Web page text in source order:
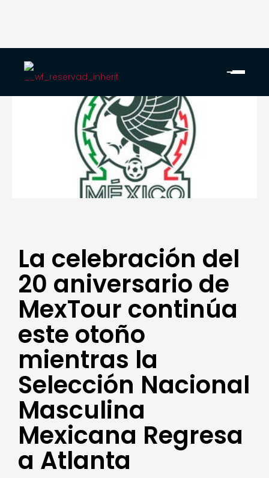
La celebración del
20 aniversario de
MexTour continúa
este otoño
mientras la
Selección Nacional
Masculina
Mexicana Regresa
a Atlanta